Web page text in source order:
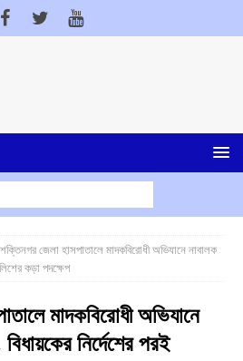
শক্তিনগর জেলা হাসপাতালে মাদকবিরোধী অভিযানে নাবালক
কড়া পদক্ষেপ
মাদকবিরোধী অভিযানে
নির্দেশের পরই